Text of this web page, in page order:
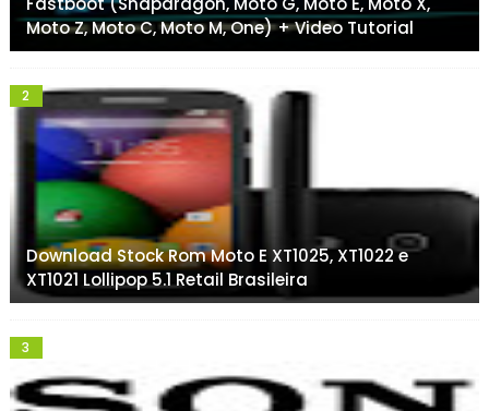
Moto Z, Moto C, Moto M, One) + Video Tutorial
Download Stock Rom Moto E XT1025, XT1022 e
XT1021 Lollipop 5.1 Retail Brasileira